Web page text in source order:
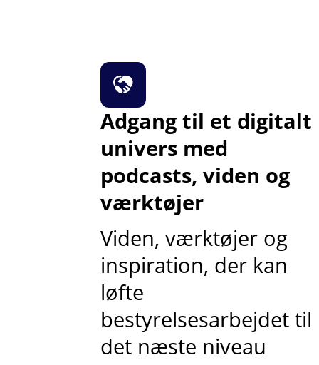
Adgang til et digitalt
univers med
podcasts, viden og
værktøjer
Viden, værktøjer og
inspiration, der kan
løfte
bestyrelsesarbejdet til
det næste niveau